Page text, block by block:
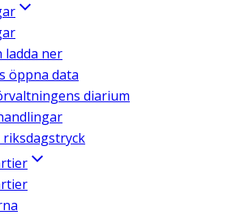
ladda ner
öppna data
diarium